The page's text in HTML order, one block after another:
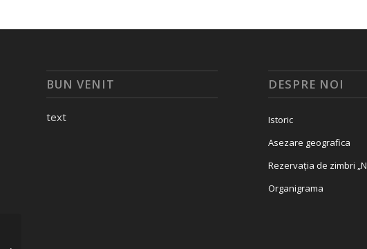
BUN VENIT
text
DESPRE NOI
Istoric
Asezare geografica
Rezervația de zimbri
Organigrama